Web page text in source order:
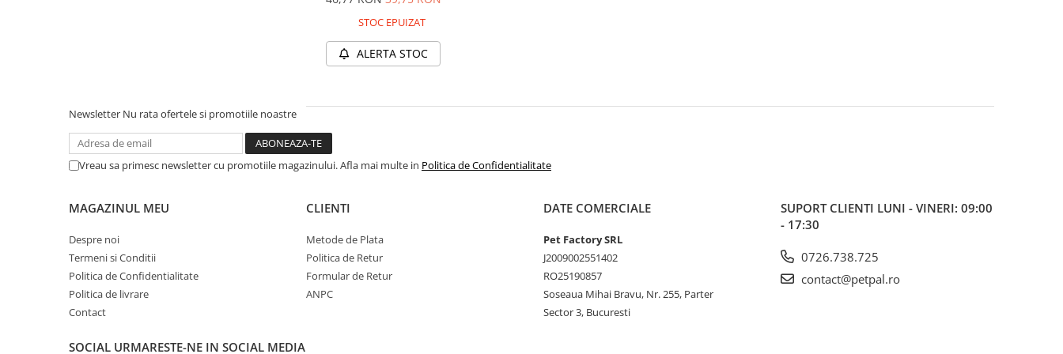
Delicii Păsări
Îngrijire Păsări
Hrană Rozătoare
Fân Rozătoare
Meniuri Rozătoare
STOC EPUIZAT
ALERTA STOC
Newsletter Nu rata ofertele si promotiile noastre
Vreau sa primesc newsletter cu promotiile magazinului. Afla mai multe in Politica de Confidentialitate
MAGAZINUL MEU
Despre noi
Termeni si Conditii
Politica de Confidentialitate
Politica de livrare
Contact
CLIENTI
Metode de Plata
Politica de Retur
Formular de Retur
ANPC
DATE COMERCIALE
Pet Factory SRL
J2009002551402
RO25190857
Soseaua Mihai Bravu, Nr. 255, Parter
Sector 3, Bucuresti
SUPORT CLIENTI LUNI - VINERI: 09:00
- 17:30
0726.738.725
contact@petpal.ro
SOCIAL URMARESTE-NE IN SOCIAL MEDIA